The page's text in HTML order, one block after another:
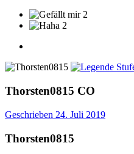
2
2
Thorsten0815 CO
Geschrieben 24. Juli 2019
Thorsten0815